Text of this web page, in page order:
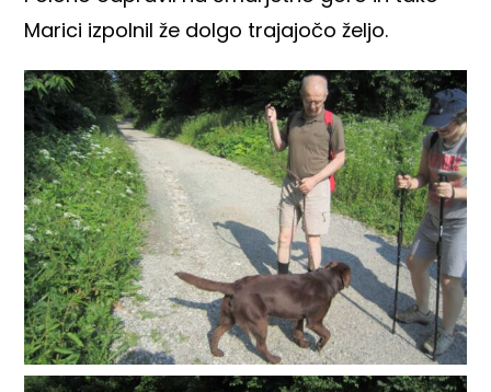
Marici izpolnil že dolgo trajajočo željo.